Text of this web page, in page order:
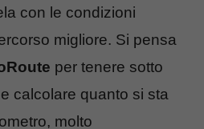
con le condizioni
migliore. Si pensa
per tenere sotto
calcolare quanto si sta
molto